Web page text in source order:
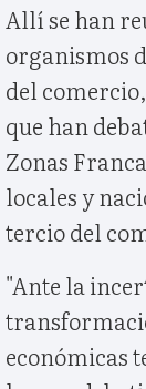
Allí se han
organismos
del
que han
Zonas
locales y
tercio del
"Ante la
económicas